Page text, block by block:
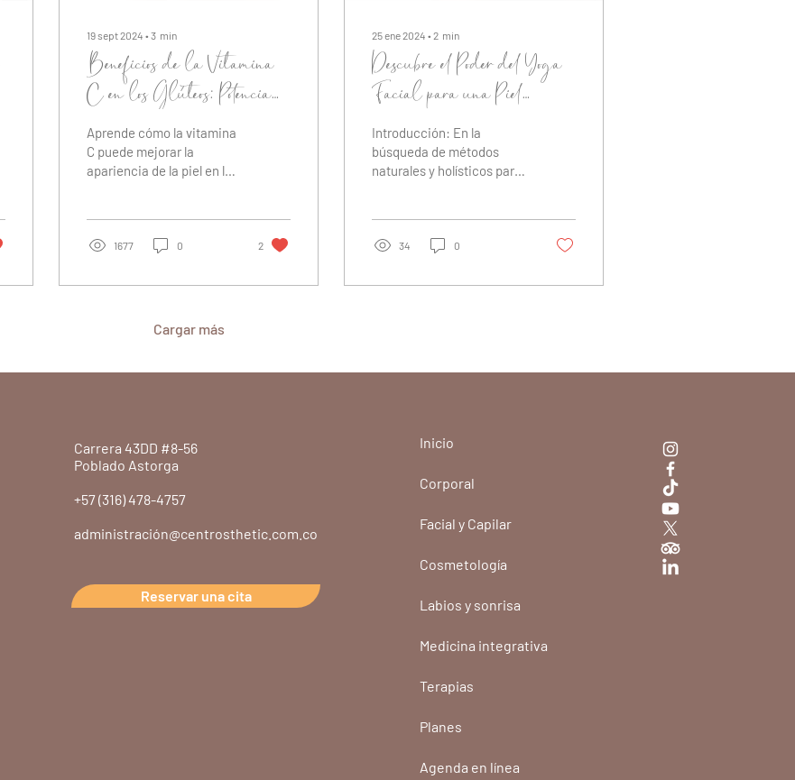
19 sept 2024 ∙ 3 min
Beneficios de la Vitamina
C en los Glúteos: Potencia
la Belleza y Salud de
tu Piel
Aprende cómo la vitamina
C puede mejorar la
apariencia de la piel en los
1677 0 2
25 ene 2024 ∙ 2 min
Descubre el Poder del Yoga
Facial para una Piel
Radiante
Introducción: En la
búsqueda de métodos
naturales y holísticos para
34 0
Cargar más
Carrera 43DD #8-56
Poblado Astorga
+57 (316) 478-4757
administración@centrosthetic.com.co
Reservar una cita
Inicio
Corporal
Facial y Capilar
Cosmetología
Labios y sonrisa
Medicina integrativa
Terapias
Planes
Agenda en línea